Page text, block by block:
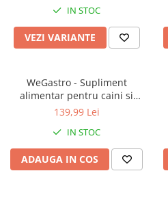
Recompense caini
Accesorii
Batoane branza Yak
Castroane si Dozatoare
Culcusuri
Custi si Genti de Transport
IN STOC
VEZI VARIANTE
WeGastro - Supliment
alimentar pentru caini si
pisici - 60 ml
139,99 Lei
IN STOC
ADAUGA IN COS